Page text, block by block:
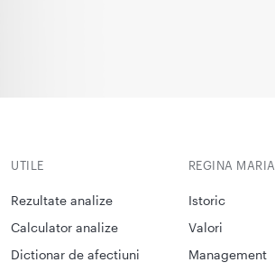
UTILE
Rezultate analize
Calculator analize
Dictionar de afectiuni
REGINA MARIA
Istoric
Valori
Management